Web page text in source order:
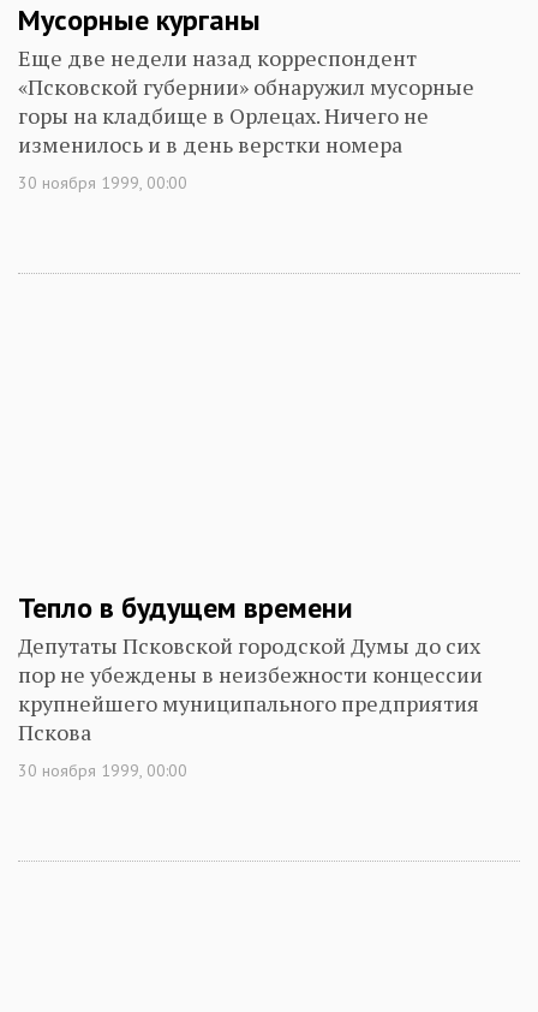
Мусорные курганы
Еще две недели назад корреспондент
«Псковской губернии» обнаружил мусорные
горы на кладбище в Орлецах. Ничего не
изменилось и в день верстки номера
30 ноября 1999, 00:00
Тепло в будущем времени
Депутаты Псковской городской Думы до сих
пор не убеждены в неизбежности концессии
крупнейшего муниципального предприятия
Пскова
30 ноября 1999, 00:00